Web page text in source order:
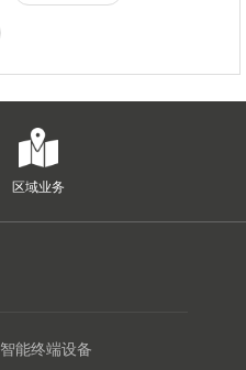
区域业务
智能终端设备